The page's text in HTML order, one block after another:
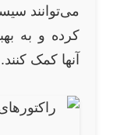
می‌توانند
کرده و به
آنها کمک کنند.